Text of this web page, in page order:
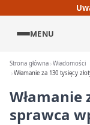
MENU
Strona główna Wiadomości
Włamanie za 130 tysięcy
Włamanie
sprawca